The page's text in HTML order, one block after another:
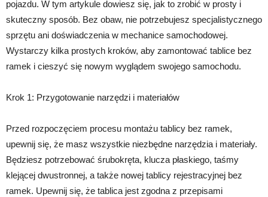
pojazdu. W tym artykule dowiesz się, jak to zrobić w prosty i
skuteczny sposób. Bez obaw, nie potrzebujesz specjalistycznego
sprzętu ani doświadczenia w mechanice samochodowej.
Wystarczy kilka prostych kroków, aby zamontować tablice bez
ramek i cieszyć się nowym wyglądem swojego samochodu.
Krok 1: Przygotowanie narzędzi i materiałów
Przed rozpoczęciem procesu montażu tablicy bez ramek,
upewnij się, że masz wszystkie niezbędne narzędzia i materiały.
Będziesz potrzebować śrubokręta, klucza płaskiego, taśmy
klejącej dwustronnej, a także nowej tablicy rejestracyjnej bez
ramek. Upewnij się, że tablica jest zgodna z przepisami